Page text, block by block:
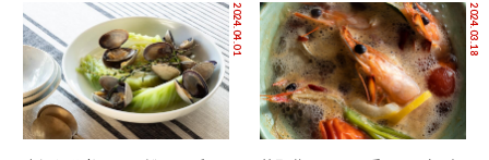
2024.04.01 2024.03.18